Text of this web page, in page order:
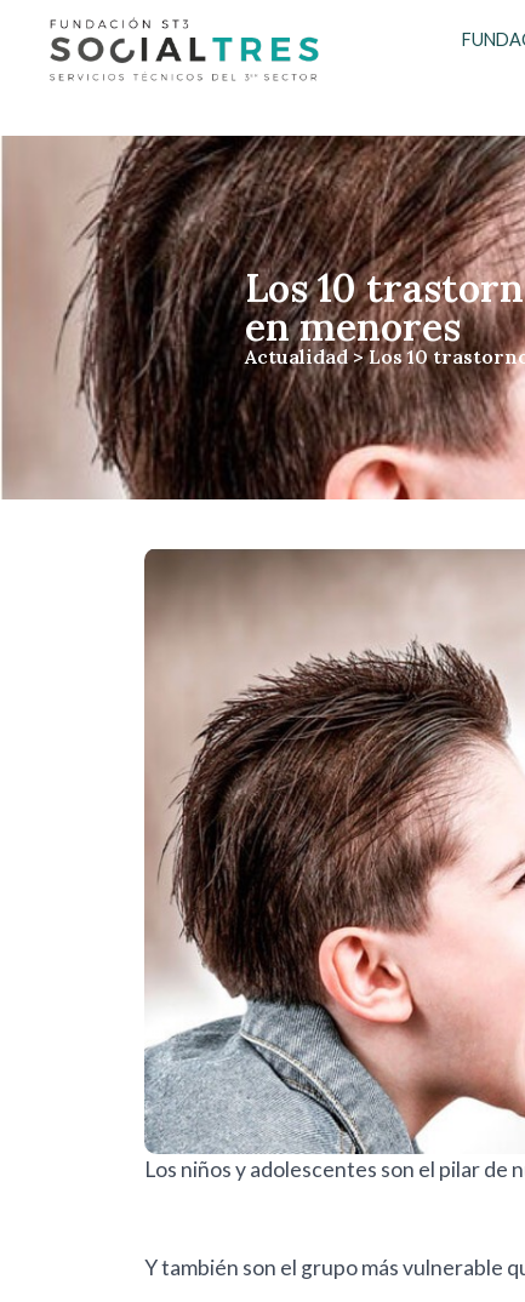
Los 10
en menores
Actualidad> Los 10
Los niños y adolescentes son el pilar
Y también son el grupo más vulnerable